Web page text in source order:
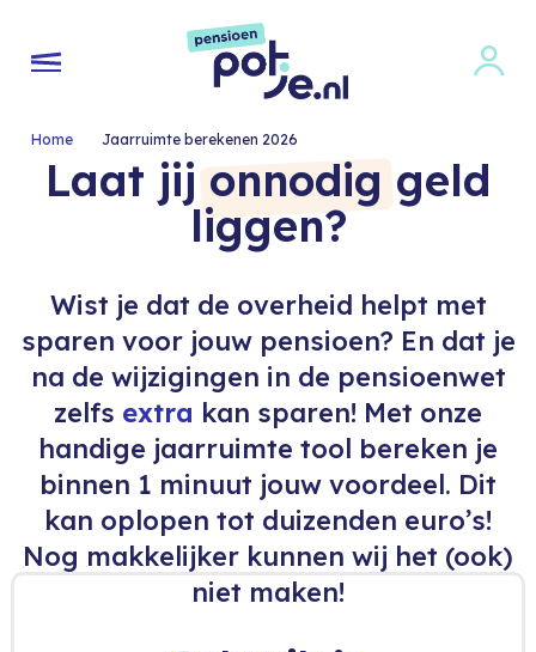
Home Jaarruimte berekenen 2026
Laat jijonnodig geld
liggen?
Wist je dat de overheid helpt met
sparen voor jouw pensioen? En dat je
na de wijzigingen in de pensioenwet
zelfs extra kan sparen! Met onze
handige jaarruimte tool bereken je
binnen 1 minuut jouw voordeel. Dit
kan oplopen tot duizenden euro’s!
Nog makkelijker kunnen wij het (ook)
niet maken!